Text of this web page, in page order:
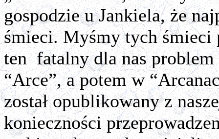
gospodzie u Jankiela, że
śmieci. Myśmy tych śmieci
ten fatalny dla nas
“Arce”, a potem w
został opublikowany z
konieczności